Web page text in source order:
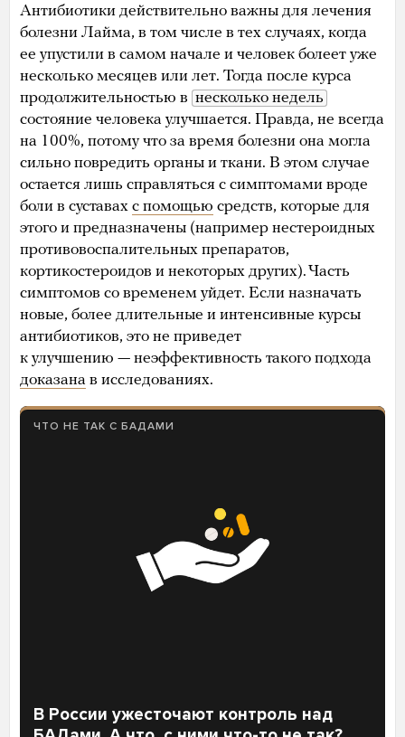
Антибиотики действительно важны для лечения
болезни Лайма, в том числе в тех случаях, когда
ее упустили в самом начале и человек болеет уже
несколько месяцев или лет. Тогда после курса
продолжительностью в несколько недель
состояние человека улучшается. Правда, не всегда
на 100%, потому что за время болезни она могла
сильно повредить органы и ткани. В этом случае
остается лишь справляться с симптомами вроде
боли в суставах с помощью средств, которые для
этого и предназначены (например нестероидных
противовоспалительных препаратов,
кортикостероидов и некоторых других). Часть
симптомов со временем уйдет. Если назначать
новые, более длительные и интенсивные курсы
антибиотиков, это не приведет
к улучшению — неэффективность такого подхода
доказана в исследованиях.
ЧТО НЕ ТАК С БАДАМИ
В России ужесточают контроль над